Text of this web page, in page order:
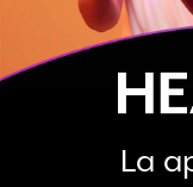
La